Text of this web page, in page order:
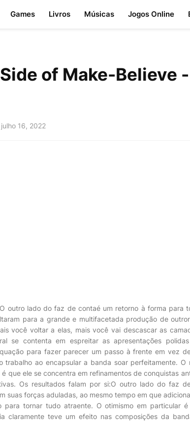
Games Livros Músicas Jogos Online
of Make-Believe
16, 2022
outro lado do faz de contaé um retorno à forma para
para a grande e multifacetada produção de
você voltar a elas, mais você vai descascar as
se contenta em espreitar as apresentações
para fazer parecer um passo à frente em vez
trabalho ao encapsular a banda soar perfeitamente. O
​​que ele se concentra em refinamentos de conquistas
Os resultados falam por si:O outro lado do faz
suas forças aduladas, ao mesmo tempo em que
para tornar tudo atraente. O otimismo em particular
claramente teve um efeito nas composições da